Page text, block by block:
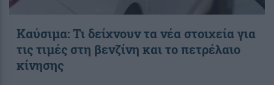
Καύσιμα: Τι δείχνουν τα νέα στοιχεία για
τις τιμές στη βενζίνη και το πετρέλαιο
κίνησης